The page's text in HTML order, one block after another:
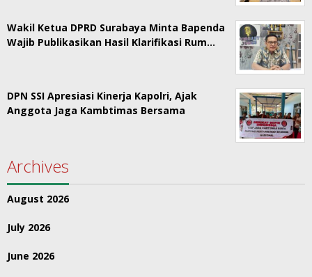
Wakil Ketua DPRD Surabaya Minta Bapenda
Wajib Publikasikan Hasil Klarifikasi Rum…
DPN SSI Apresiasi Kinerja Kapolri, Ajak
Anggota Jaga Kambtimas Bersama
Archives
August 2026
July 2026
June 2026